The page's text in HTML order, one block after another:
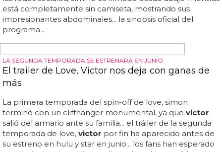
La nueva y última temporada de love,victorse estrena
con los ocho episodios en hulu y disney+ el 15 de junio...
love,victor
llega justo a tiempo para la temporada del
orgullo con su próxima tercera y última temporada, y
temporada... pensé que éramos amigos y las cosas se
confundieron", admite víctor... según la sinopsis oficial,
"esta temporada encuentra a víctor en un viaje de
autodescubrimiento - no sólo decidiendo con quién
quiere estar, sino más ampliamente, quién quiere ser...
mira el tráiler a continuación... con sus planes para
después de la escuela, víctor y sus amigos se enfrentan a
una nueva serie de problemas...